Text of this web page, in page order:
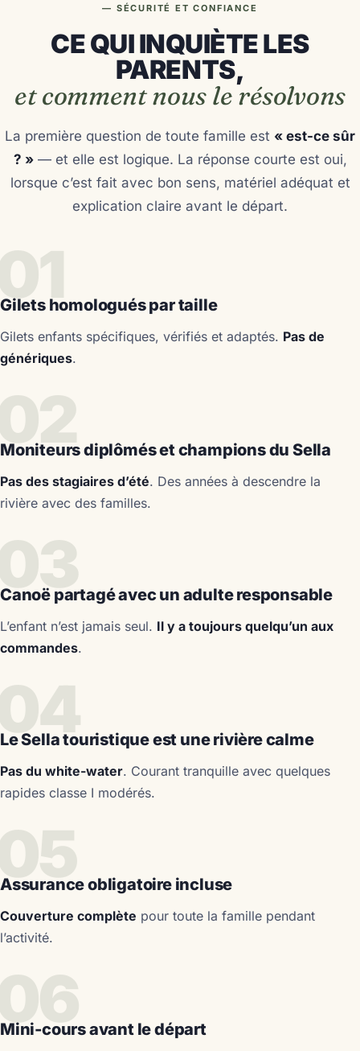
— SÉCURITÉ ET CONFIANCE
CE QUI INQUIÈTE LES
PARENTS,
et comment nous le résolvons
La première question de toute famille est « est-ce sûr
? »— et elle est logique. La réponse courte est oui,
lorsque c’est fait avec bon sens, matériel adéquat et
explication claire avant le départ.
Gilets homologués par taille
Gilets enfants spécifiques, vérifiés et adaptés. Pas de
génériques.
Moniteurs diplômés et champions du Sella
Pas des stagiaires d’été. Des années à descendre la
rivière avec des familles.
Canoë partagé avec un adulte responsable
L’enfant n’est jamais seul. Il y a toujours quelqu’un aux
commandes.
Le Sella touristique est une rivière calme
Pas du white-water. Courant tranquille avec quelques
rapides classe I modérés.
Assurance obligatoire incluse
Couverture complète pour toute la famille pendant
l’activité.
Mini-cours avant le départ